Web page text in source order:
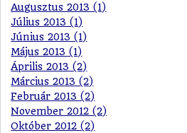
Augusztus 2013 (1)
Július 2013 (1)
Június 2013 (1)
Május 2013 (1)
Április 2013 (2)
Március 2013 (2)
Február 2013 (2)
November 2012 (2)
Október 2012 (2)